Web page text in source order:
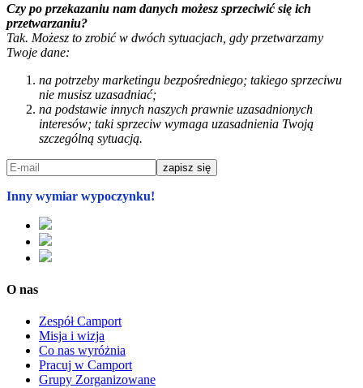
Czy po przekazaniu nam danych możesz sprzeciwić się ich
przetwarzaniu?
Tak. Możesz to zrobić w dwóch sytuacjach, gdy przetwarzamy
Twoje dane:
na potrzeby marketingu bezpośredniego; takiego sprzeciwu
nie musisz uzasadniać;
na podstawie innych naszych prawnie uzasadnionych
interesów; taki sprzeciw wymaga uzasadnienia Twoją
szczególną sytuacją.
Inny wymiar wypoczynku!
O nas
Zespół Camport
Misja i wizja
Co nas wyróżnia
Pracuj w Camport
Grupy Zorganizowane